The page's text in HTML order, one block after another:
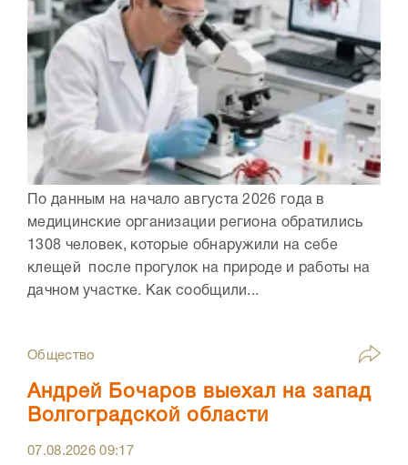
По данным на начало августа 2026 года в
медицинские организации региона обратились
1308 человек, которые обнаружили на себе
клещей после прогулок на природе и работы на
дачном участке. Как сообщили...
Общество
Андрей Бочаров выехал на запад
Волгоградской области
07.08.202609:17